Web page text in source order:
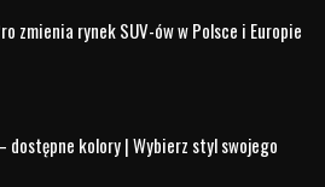
zmienia rynek SUV-ów w Polsce i Europie
dostępne kolory | Wybierz styl swojego